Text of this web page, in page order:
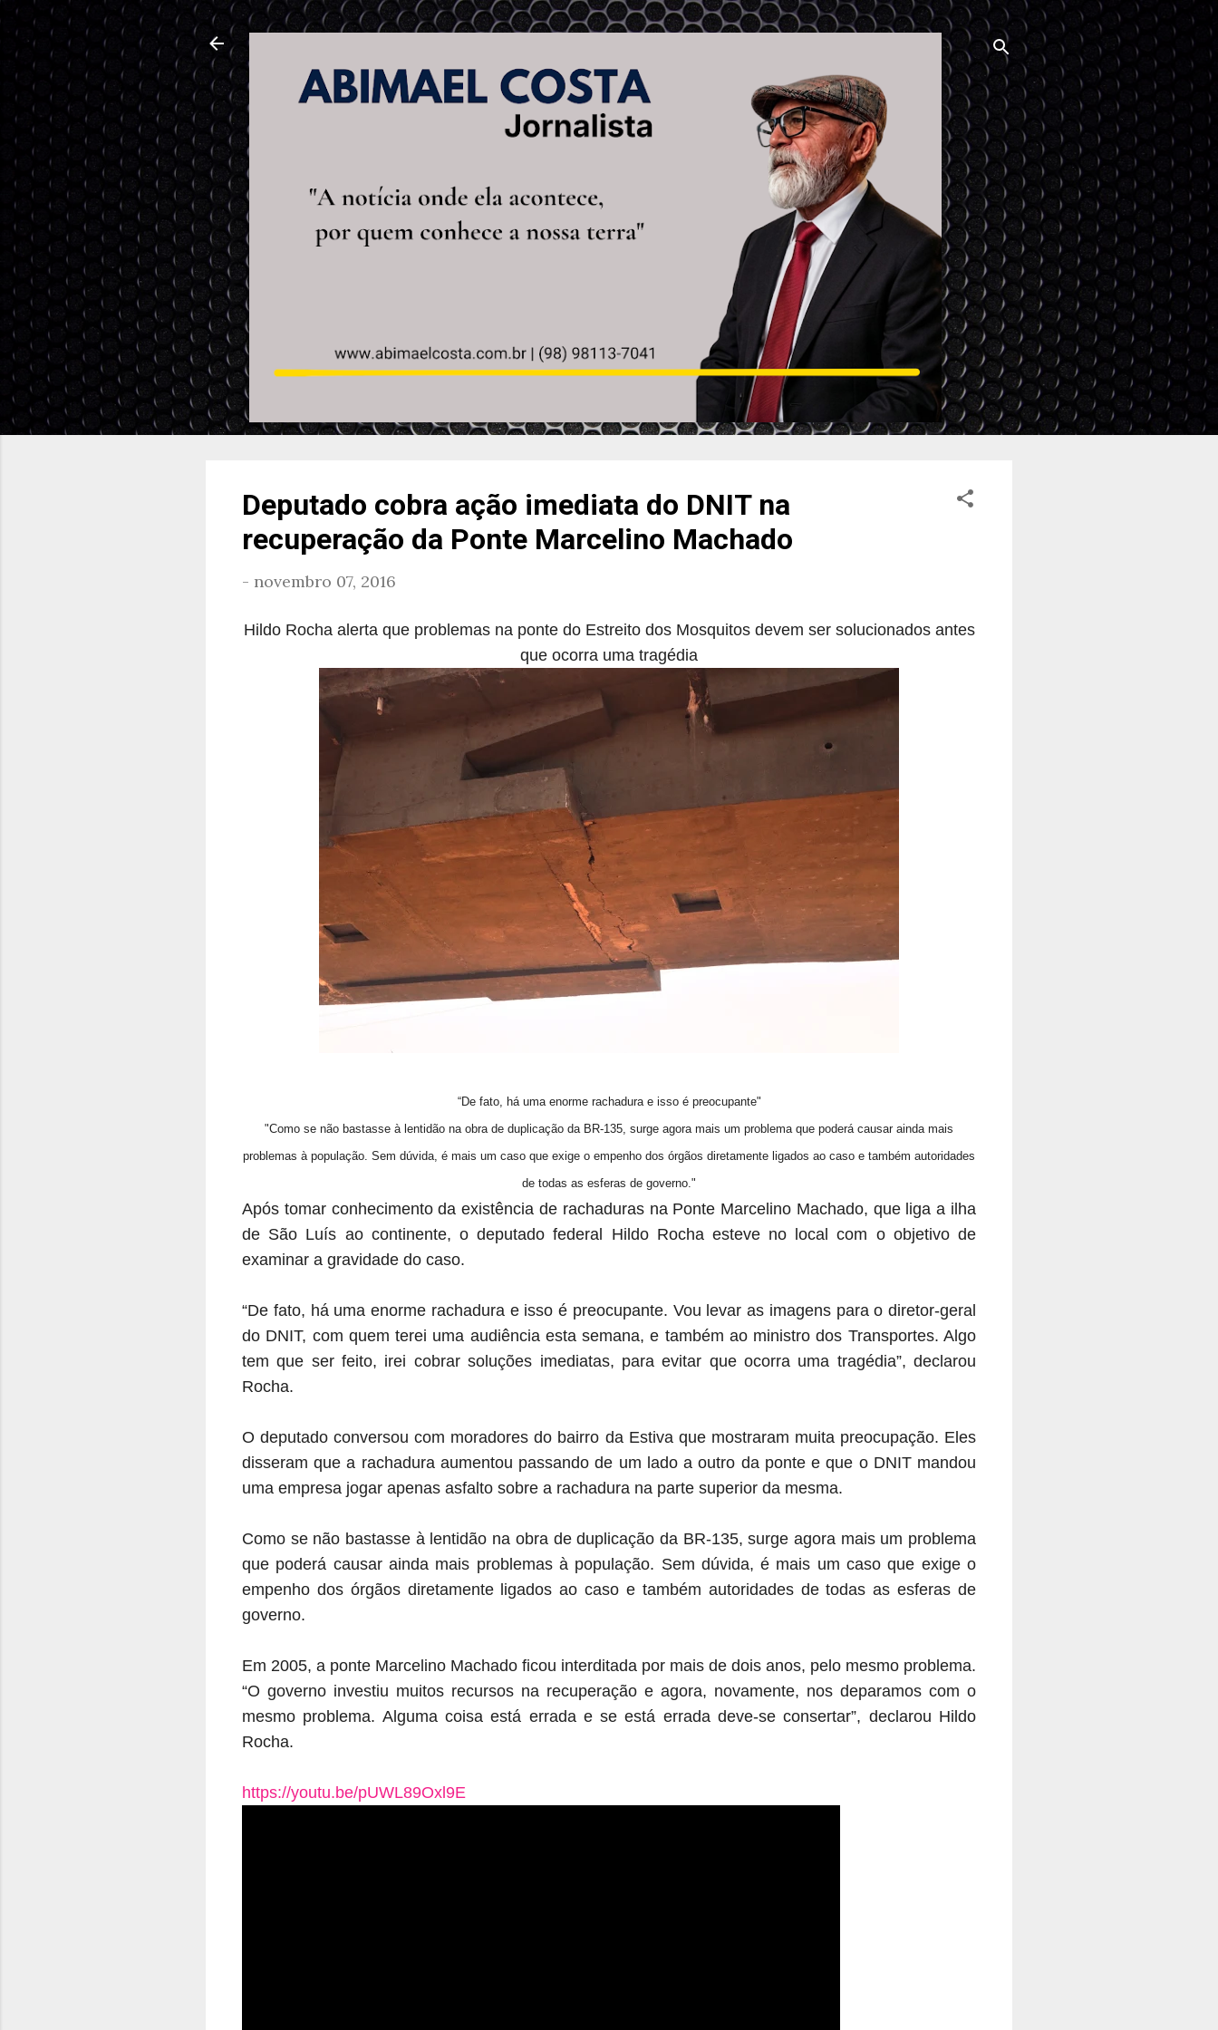
Pular para o conteúdo principal
Deputado cobra ação imediata do DNIT na
recuperação da Ponte Marcelino Machado
- novembro 07, 2016
Hildo Rocha alerta que problemas na ponte do Estreito dos Mosquitos devem ser solucionados antes
que ocorra uma tragédia
“De fato, há uma enorme rachadura e isso é preocupante"
"Como se não bastasse à lentidão na obra de duplicação da BR-135, surge agora mais um problema que poderá causar ainda mais
problemas à população. Sem dúvida, é mais um caso que exige o empenho dos órgãos diretamente ligados ao caso e também autoridades
de todas as esferas de governo."
Após tomar conhecimento da existência de rachaduras na Ponte Marcelino Machado, que liga a ilha
de São Luís ao continente, o deputado federal Hildo Rocha esteve no local com o objetivo de
examinar a gravidade do caso.
“De fato, há uma enorme rachadura e isso é preocupante. Vou levar as imagens para o diretor-geral
do DNIT, com quem terei uma audiência esta semana, e também ao ministro dos Transportes. Algo
tem que ser feito, irei cobrar soluções imediatas, para evitar que ocorra uma tragédia”, declarou
Rocha.
O deputado conversou com moradores do bairro da Estiva que mostraram muita preocupação. Eles
disseram que a rachadura aumentou passando de um lado a outro da ponte e que o DNIT mandou
uma empresa jogar apenas asfalto sobre a rachadura na parte superior da mesma.
Como se não bastasse à lentidão na obra de duplicação da BR-135, surge agora mais um problema
que poderá causar ainda mais problemas à população. Sem dúvida, é mais um caso que exige o
empenho dos órgãos diretamente ligados ao caso e também autoridades de todas as esferas de
governo.
Em 2005, a ponte Marcelino Machado ficou interditada por mais de dois anos, pelo mesmo problema.
“O governo investiu muitos recursos na recuperação e agora, novamente, nos deparamos com o
mesmo problema. Alguma coisa está errada e se está errada deve-se consertar”, declarou Hildo
Rocha.
https://youtu.be/pUWL89Oxl9E